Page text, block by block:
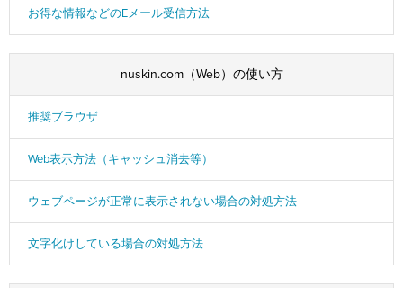
お得な情報などのEメール受信方法
nuskin.com（Web）の使い方
推奨ブラウザ
Web表示方法（キャッシュ消去等）
ウェブページが正常に表示されない場合の対処方法
文字化けしている場合の対処方法